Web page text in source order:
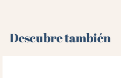
Descubre también 🌻